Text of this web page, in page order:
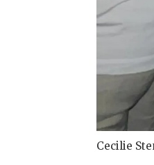
Cecilie